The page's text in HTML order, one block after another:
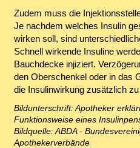
Zudem muss die
Je nachdem welches Insulin
wirken soll, sind
Schnell wirkende Insuline
Bauchdecke injiziert.
den Oberschenkel oder in das
die Insulinwirkung zusätzlich
Bildunterschrift: Apotheker
Funktionsweise eines
Bildquelle: ABDA -
Apothekerverbände